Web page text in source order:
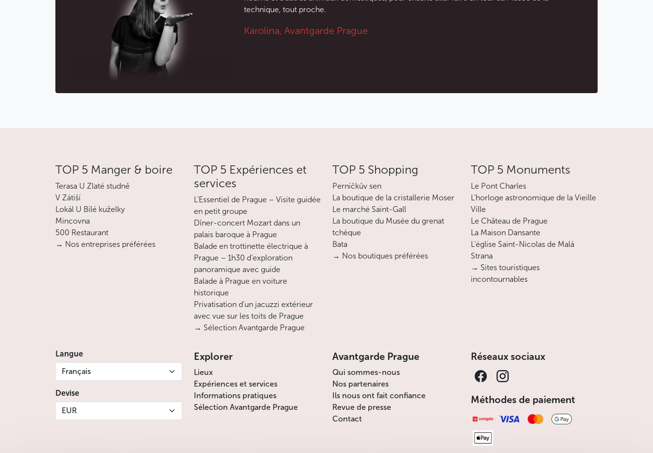
pression brassée dans le quartier de
pourrez profiter au Záletná de séances de
technique, tout proche.
Karolína, Avantgarde Prague
TOP 5 Manger & boire
Terasa U Zlaté studně
V Zátiší
Lokál U Bílé kuželky
Mincovna
500 Restaurant
→ Nos entreprises préférées
TOP 5 Expériences et
services
L’Essentiel de Prague – Visite guidée
en petit groupe
Dîner-concert Mozart dans un
palais baroque à Prague
Balade en trottinette électrique à
Prague – 1h30 d’exploration
panoramique avec guide
Balade à Prague en voiture
historique
Privatisation d’un jacuzzi extérieur
avec vue sur les toits de Prague
→ Sélection Avantgarde Prague
TOP 5 Shopping
Perníčkův sen
La boutique de la cristallerie Moser
Le marché Saint-Gall
La boutique du Musée du grenat
tchèque
Bata
→ Nos boutiques préférées
TOP 5 Monuments
Le Pont Charles
L’horloge astronomique de la Vieille
Ville
Le Château de Prague
La Maison Dansante
L’église Saint-Nicolas de Malá
Strana
→ Sites touristiques
incontournables
Langue
Français
Devise
EUR
Explorer
Lieux
Expériences et services
Informations pratiques
Sélection Avantgarde Prague
Avantgarde Prague
Qui sommes-nous
Nos partenaires
Ils nous ont fait confiance
Revue de presse
Contact
Réseaux sociaux
Méthodes de paiement